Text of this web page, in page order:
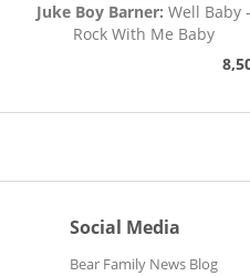
Juke Boy Barner:Well Baby -
Rock With Me Baby
Social Media
Bear Family News Blog